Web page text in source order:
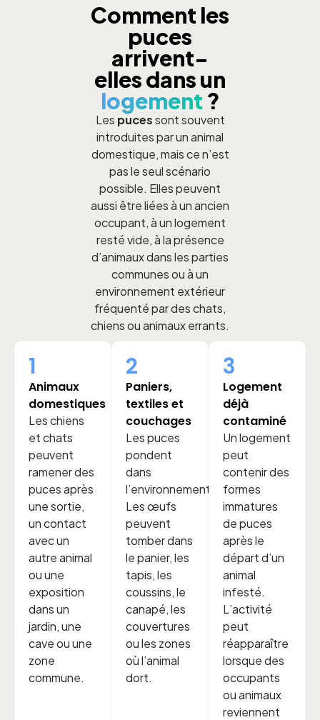
Comment les
puces
arrivent-
elles dans un
logement ?
Les pucessont souvent
introduites par un animal
domestique, mais ce n’est
pas le seul scénario
possible. Elles peuvent
aussi être liées à un ancien
occupant, à un logement
resté vide, à la présence
d’animaux dans les parties
communes ou à un
environnement extérieur
fréquenté par des chats,
chiens ou animaux errants.
1
Animaux
domestiques
Les chiens
et chats
peuvent
ramener des
puces après
une sortie,
un contact
avec un
autre animal
ou une
exposition
dans un
jardin, une
cave ou une
zone
commune.
2
Paniers,
textiles et
couchages
Les puces
pondent
dans
l’environnement.
Les œufs
peuvent
tomber dans
le panier, les
tapis, les
coussins, le
canapé, les
couvertures
ou les zones
où l’animal
dort.
3
Logement
déjà
contaminé
Un logement
peut
contenir des
formes
immatures
de puces
après le
départ d’un
animal
infesté.
L’activité
peut
réapparaître
lorsque des
occupants
ou animaux
reviennent